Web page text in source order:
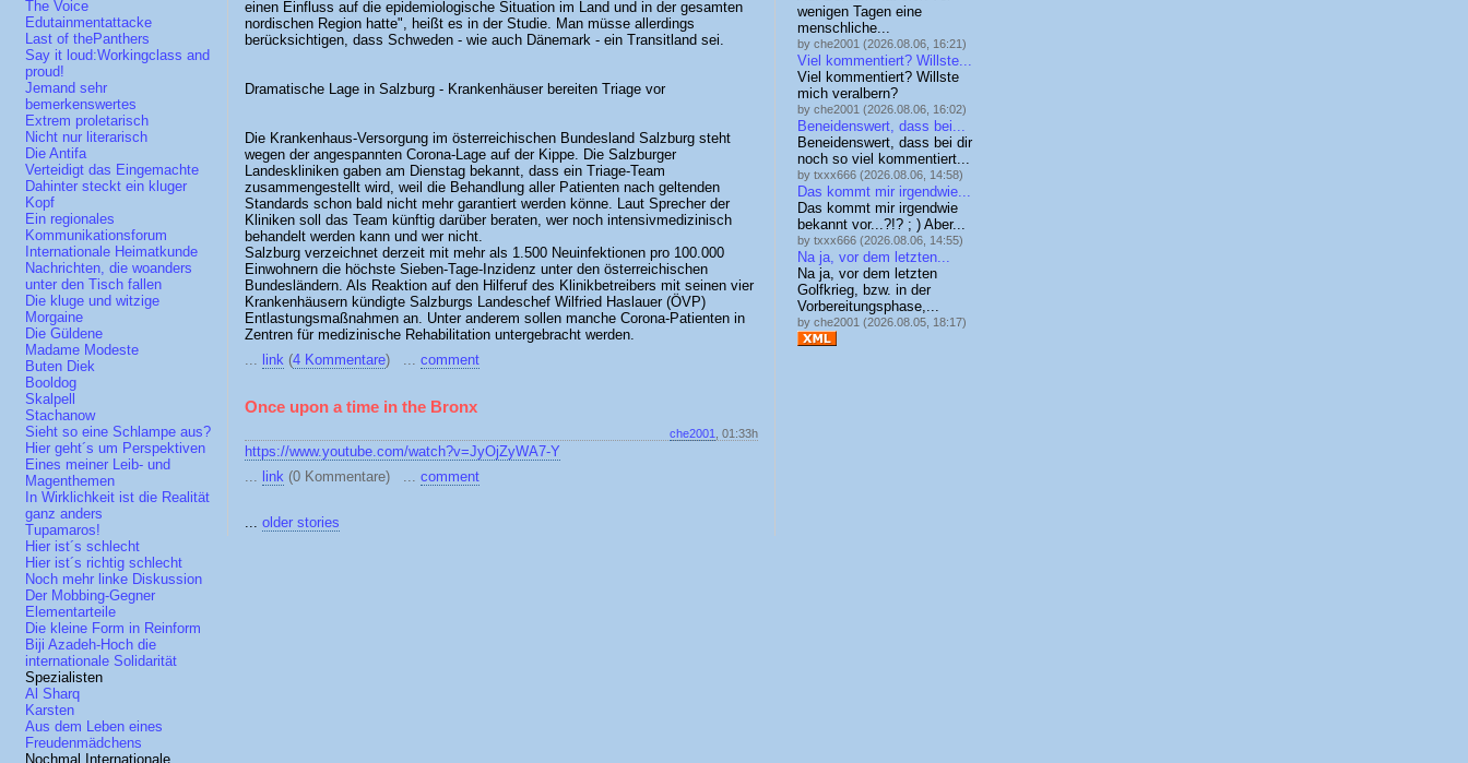
The Voice
Edutainmentattacke
Last of thePanthers
Say it loud:Workingclass and
proud!
Jemand sehr
bemerkenswertes
Extrem proletarisch
Nicht nur literarisch
Die Antifa
Verteidigt das Eingemachte
Dahinter steckt ein kluger
Kopf
Ein regionales
Kommunikationsforum
Internationale Heimatkunde
Nachrichten, die woanders
unter den Tisch fallen
Die kluge und witzige
Morgaine
Die Güldene
Madame Modeste
Buten Diek
Booldog
Skalpell
Stachanow
Sieht so eine Schlampe aus?
Hier geht´s um Perspektiven
Eines meiner Leib- und
Magenthemen
In Wirklichkeit ist die Realität
ganz anders
Tupamaros!
Hier ist´s schlecht
Hier ist´s richtig schlecht
Noch mehr linke Diskussion
Der Mobbing-Gegner
Elementarteile
Die kleine Form in Reinform
Biji Azadeh-Hoch die
internationale Solidarität
Spezialisten
Al Sharq
Karsten
Aus dem Leben eines
Freudenmädchens
Nochmal Internationale
einen Einfluss auf die epidemiologische Situation im Land und in der gesamten
nordischen Region hatte", heißt es in der Studie. Man müsse allerdings
berücksichtigen, dass Schweden - wie auch Dänemark - ein Transitland sei.
Dramatische Lage in Salzburg - Krankenhäuser bereiten Triage vor
Die Krankenhaus-Versorgung im österreichischen Bundesland Salzburg steht
wegen der angespannten Corona-Lage auf der Kippe. Die Salzburger
Landeskliniken gaben am Dienstag bekannt, dass ein Triage-Team
zusammengestellt wird, weil die Behandlung aller Patienten nach geltenden
Standards schon bald nicht mehr garantiert werden könne. Laut Sprecher der
Kliniken soll das Team künftig darüber beraten, wer noch intensivmedizinisch
behandelt werden kann und wer nicht.
Salzburg verzeichnet derzeit mit mehr als 1.500 Neuinfektionen pro 100.000
Einwohnern die höchste Sieben-Tage-Inzidenz unter den österreichischen
Bundesländern. Als Reaktion auf den Hilferuf des Klinikbetreibers mit seinen vier
Krankenhäusern kündigte Salzburgs Landeschef Wilfried Haslauer (ÖVP)
Entlastungsmaßnahmen an. Unter anderem sollen manche Corona-Patienten in
Zentren für medizinische Rehabilitation untergebracht werden.
... link (4 Kommentare) ... comment
Once upon a time in the Bronx
che2001 , 01:33h
https://www.youtube.com/watch?v=JyOjZyWA7-Y
... link (0 Kommentare) ... comment
... older stories
wenigen Tagen eine
menschliche...
by che2001 (2026.08.06, 16:21)
Viel kommentiert? Willste...
Viel kommentiert? Willste
mich veralbern?
by che2001 (2026.08.06, 16:02)
Beneidenswert, dass bei...
Beneidenswert, dass bei dir
noch so viel kommentiert...
by txxx666 (2026.08.06, 14:58)
Das kommt mir irgendwie...
Das kommt mir irgendwie
bekannt vor...?!? ; ) Aber...
by txxx666 (2026.08.06, 14:55)
Na ja, vor dem letzten...
Na ja, vor dem letzten
Golfkrieg, bzw. in der
Vorbereitungsphase,...
by che2001 (2026.08.05, 18:17)